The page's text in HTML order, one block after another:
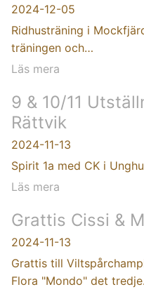
2024-12-05
Ridhusträning i
träningen och…
Läs mera
9 & 10/11
Rättvik
2024-11-13
Spirit 1a med CK i
Läs mera
Grattis Cissi &
2024-11-13
Grattis till
Flora "Mondo" det